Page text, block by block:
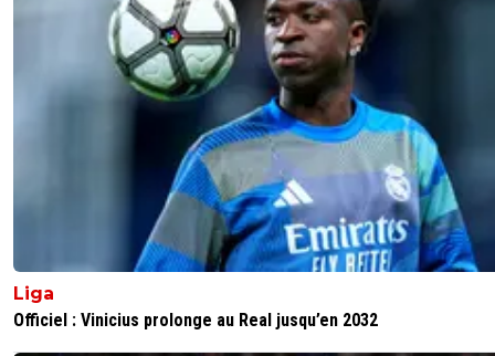
Liga
Officiel : Vinicius prolonge au Real jusqu’en 2032